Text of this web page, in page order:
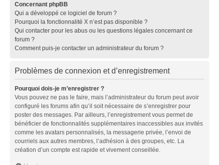
Concernant phpBB
Qui a développé ce logiciel de forum ?
Pourquoi la fonctionnalité X n’est pas disponible ?
Qui contacter pour les abus ou les questions légales concernant ce
forum ?
Comment puis-je contacter un administrateur du forum ?
Problèmes de connexion et d’enregistrement
Pourquoi dois-je m’enregistrer ?
Vous pouvez ne pas le faire, mais l’administrateur du forum peut avoir
configuré les forums afin qu’il soit nécessaire de s’enregistrer pour
poster des messages. Par ailleurs, l’enregistrement vous permet de
bénéficier de fonctionnalités supplémentaires inaccessibles aux invités
comme les avatars personnalisés, la messagerie privée, l’envoi de
courriels aux autres membres, l’adhésion à des groupes, etc. La
création d’un compte est rapide et vivement conseillée.